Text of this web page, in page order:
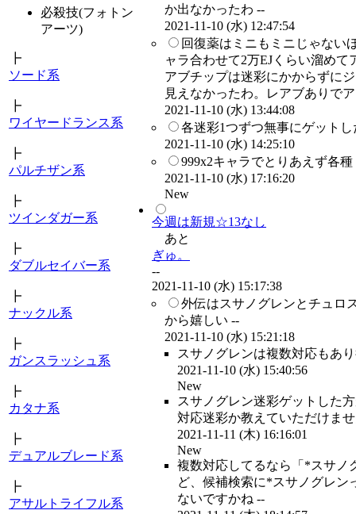
必殺技(フォトン
アーツ)
┣
ソード系
┣
ワイヤードランス系
┣
パルチザン系
┣
ツインダガー系
┣
ダブルセイバー系
┣
ナックル系
┣
ガンスラッシュ系
┣
カタナ系
┣
デュアルブレード系
┣
アサルトライフル系
か出なかったわ --
2021-11-10 (水) 12:47:54
回復薬はミニもミニじゃない
ャラ合わせて2万EJくらい溜め
アブチップは迷彩にかからずに
見えなかったわ。レアブありで
2021-11-10 (水) 13:44:08
各迷彩1つずつ無事にゲットし
2021-11-10 (水) 14:25:10
999x2キャラでとりあえず各
2021-11-10 (水) 17:16:20
New
今週は新規☆13なし
あと
ぎゅ。
--
2021-11-10 (水) 15:17:38
外伝はスサノグレンとチュ
から嬉しい --
2021-11-10 (水) 15:21:18
スサノグレンは複数対応もあ
2021-11-10 (水) 15:40:56
New
スサノグレン迷彩ゲットした
対応迷彩か教えていただけま
2021-11-11 (木) 16:16:01
New
複数対応してるなら「*スサノ
ど、候補検索に*スサノグレン
ないですかね --